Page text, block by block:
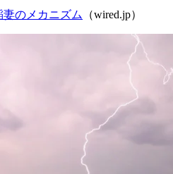
のメカニズム （wired.jp）